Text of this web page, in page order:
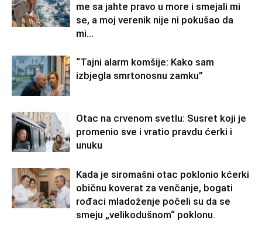
me sa jahte pravo u more i smejali mi
se, a moj verenik nije ni pokušao da
mi...
“Tajni alarm komšije: Kako sam
izbjegla smrtonosnu zamku”
Otac na crvenom svetlu: Susret koji je
promenio sve i vratio pravdu ćerki i
unuku
Kada je siromašni otac poklonio kćerki
običnu koverat za venčanje, bogati
rođaci mladoženje počeli su da se
smeju „velikodušnom“ poklonu.